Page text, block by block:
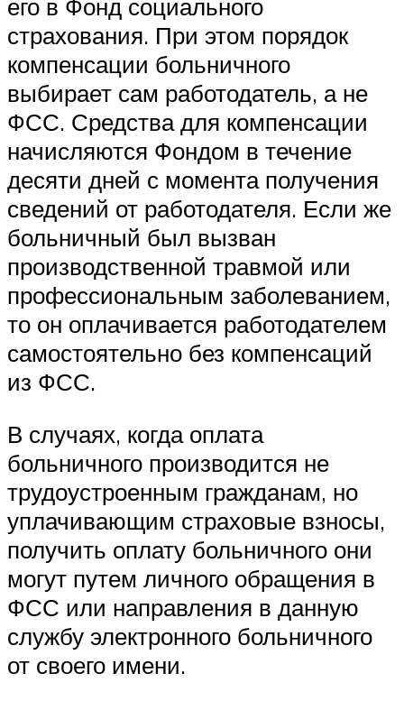
его в Фонд социального
страхования. При этом порядок
компенсации больничного
выбирает сам работодатель, а не
ФСС. Средства для компенсации
начисляются Фондом в течение
десяти дней с момента получения
сведений от работодателя. Если же
больничный был вызван
производственной травмой или
профессиональным заболеванием,
то он оплачивается работодателем
самостоятельно без компенсаций
из ФСС.
В случаях, когда оплата
больничного производится не
трудоустроенным гражданам, но
уплачивающим страховые взносы,
получить оплату больничного они
могут путем личного обращения в
ФСС или направления в данную
службу электронного больничного
от своего имени.